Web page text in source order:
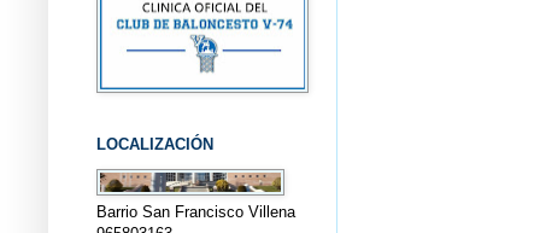
LOCALIZACIÓN
Barrio San Francisco Villena